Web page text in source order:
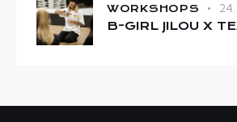
WORKSHOPS
B-GIRL JILOU X